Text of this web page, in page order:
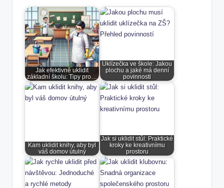
Jak efektivně uklidit
základní školu: Tipy pro…
Uklízečka ve škole: Jakou
plochu a jaké má denní
povinnosti
Kam uklidit knihy, aby byl
váš domov útulný
Jak si uklidit stůl: Praktické
kroky ke kreativnímu
prostoru